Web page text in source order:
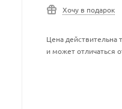
Хочу в подарок
Цена действительна
и может отличаться